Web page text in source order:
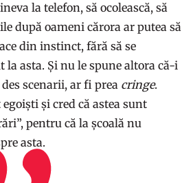
la telefon, să ocolească, să
după oameni cărora ar putea să
din instinct, fără să se
la asta. Și nu le spune altora că-i
scenarii, ar fi prea cringe.
și cred că astea sunt
pentru că la școală nu
asta.